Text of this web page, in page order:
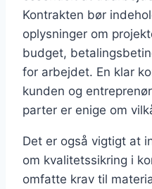
Kontrakten bør
oplysninger om
budget,
for arbejdet. En klar
kunden og
parter er enige om
Det er også vigtigt at
om kvalitetssikring i
omfatte krav til